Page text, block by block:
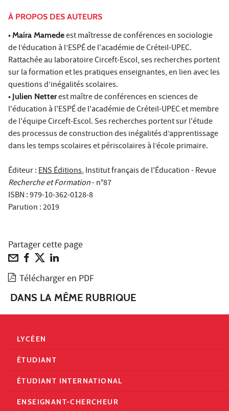
À PROPOS DES AUTEURS
•Maíra Mamedeest maîtresse de conférences en sociologie
de l’éducation à l’ESPÉ de l'académie de Créteil-UPEC.
Rattachée au laboratoire Circeft-Escol, ses recherches portent
sur la formation et les pratiques enseignantes, en lien avec les
questions d’inégalités scolaires.
• Julien Netterest maître de conférences en sciences de
l'éducation à l'ESPÉ de l'académie de Créteil-UPEC et membre
de l'équipe Circeft-Escol. Ses recherches portent sur l'étude
des processus de construction des inégalités d’apprentissage
dans les temps scolaires et périscolaires à l’école primaire.
Éditeur :ENS Éditions, Institut français de l'Éducation - Revue
Recherche et Formation- n°87
ISBN : 979-10-362-0128-8
Parution : 2019
Partager cette page
Télécharger en PDF
DANS LA MÊME RUBRIQUE
LYCÉEN
ÉTUDIANT
ÉTUDIANT INTERNATIONAL
ENSEIGNANT-CHERCHEUR